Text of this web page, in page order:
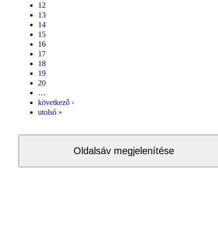
12
13
14
15
16
17
18
19
20
…
következő ›
utolsó »
Oldalsáv megjelenítése